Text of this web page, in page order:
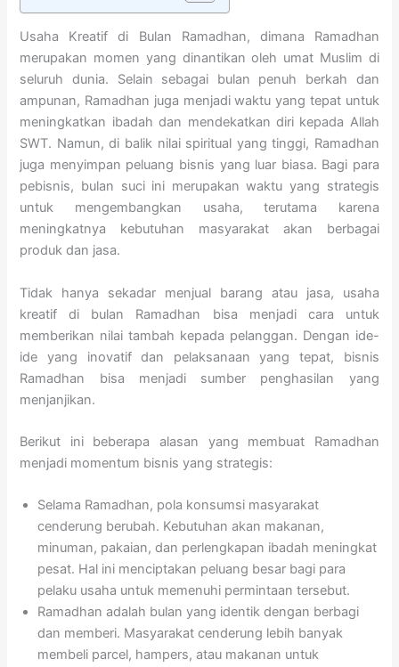
Usaha Kreatif di Bulan Ramadhan, dimana Ramadhan
merupakan momen yang dinantikan oleh umat Muslim di
seluruh dunia. Selain sebagai bulan penuh berkah dan
ampunan, Ramadhan juga menjadi waktu yang tepat untuk
meningkatkan ibadah dan mendekatkan diri kepada Allah
SWT. Namun, di balik nilai spiritual yang tinggi, Ramadhan
juga menyimpan peluang bisnis yang luar biasa. Bagi para
pebisnis, bulan suci ini merupakan waktu yang strategis
untuk mengembangkan usaha, terutama karena
meningkatnya kebutuhan masyarakat akan berbagai
produk dan jasa.
Tidak hanya sekadar menjual barang atau jasa, usaha
kreatif di bulan Ramadhan bisa menjadi cara untuk
memberikan nilai tambah kepada pelanggan. Dengan ide-
ide yang inovatif dan pelaksanaan yang tepat, bisnis
Ramadhan bisa menjadi sumber penghasilan yang
menjanjikan.
Berikut ini beberapa alasan yang membuat Ramadhan
menjadi momentum bisnis yang strategis:
Selama Ramadhan, pola konsumsi masyarakat
cenderung berubah. Kebutuhan akan makanan,
minuman, pakaian, dan perlengkapan ibadah meningkat
pesat. Hal ini menciptakan peluang besar bagi para
pelaku usaha untuk memenuhi permintaan tersebut.
Ramadhan adalah bulan yang identik dengan berbagi
dan memberi. Masyarakat cenderung lebih banyak
membeli parcel, hampers, atau makanan untuk